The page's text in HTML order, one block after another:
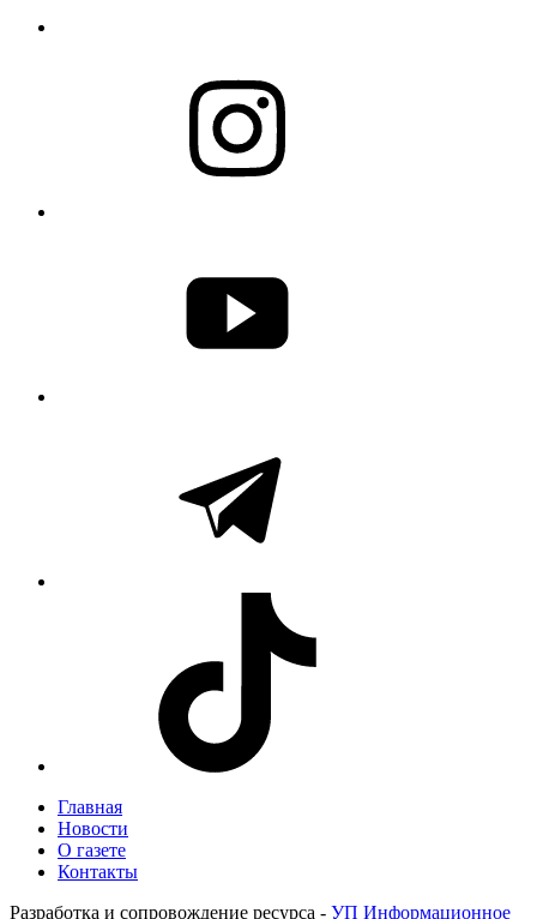
Главная
Новости
О газете
Контакты
Разработка и сопровождение ресурса - УП Информационное